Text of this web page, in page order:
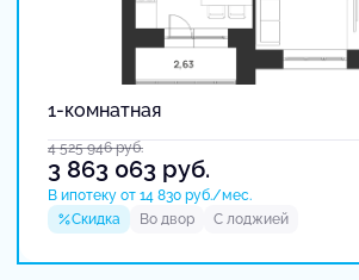
1-комнатная
4 525 946руб.
3 863 063 руб.
В ипотеку от 14 830 руб./мес.
Скидка
Во двор С лоджией